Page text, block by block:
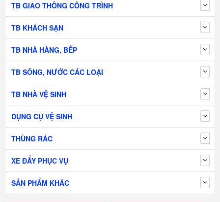
TB GIAO THÔNG CÔNG TRÌNH
TB KHÁCH SẠN
TB NHÀ HÀNG, BẾP
TB SÔNG, NƯỚC CÁC LOẠI
TB NHÀ VỆ SINH
DỤNG CỤ VỆ SINH
THÙNG RÁC
XE ĐẨY PHỤC VỤ
SẢN PHẨM KHÁC